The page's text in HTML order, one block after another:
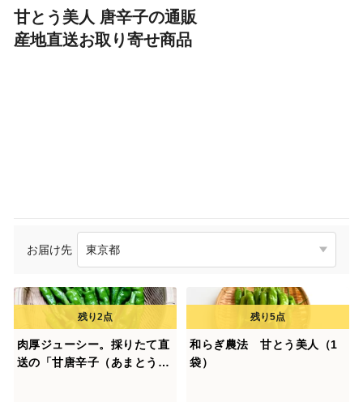
甘とう美人 唐辛子の通販
産地直送お取り寄せ商品
お届け先
肉厚ジューシー。採りたて直
送の「甘唐辛子（あまとう美
和らぎ農法 甘とう美人（1
袋）